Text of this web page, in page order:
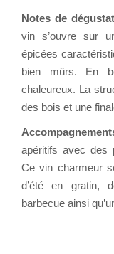
Notes de
vin s’ouvre sur
épicées
bien mûrs. En
chaleureux. La
des bois et une
apéritifs avec des
Ce vin charmeur
d’été en gratin,
barbecue ainsi